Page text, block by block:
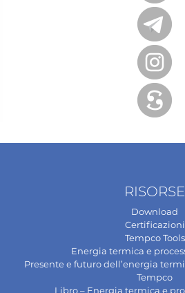
RISORSE
Download
Certificazioni
Tempco Tools
Energia termica e
Presente e futuro dell’energia
Tempco
Libro – Energia termica e